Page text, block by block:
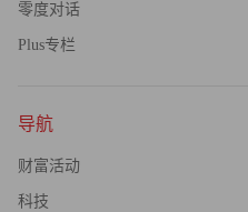
零度对话
Plus专栏
导航
财富活动
科技